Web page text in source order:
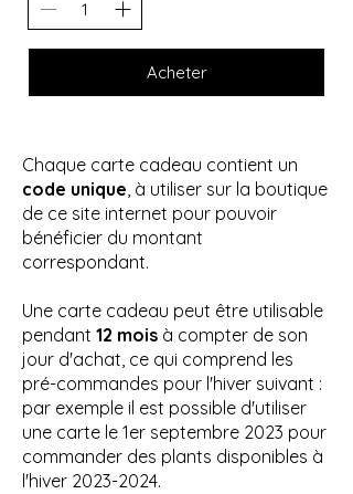
Acheter
Chaque carte cadeau contient un
code unique, à utiliser sur la boutique
de ce site internet pour pouvoir
bénéficier du montant
correspondant.
Une carte cadeau peut être utilisable
pendant 12 mois à compter de son
jour d'achat, ce qui comprend les
pré-commandes pour l'hiver suivant :
par exemple il est possible d'utiliser
une carte le 1er septembre 2023 pour
commander des plants disponibles à
l'hiver 2023-2024.